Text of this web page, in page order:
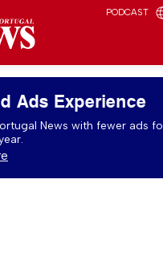
PODCAST
Ads Experience
News with fewer ads